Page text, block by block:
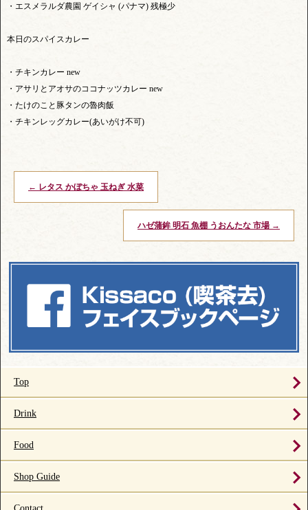
・エスメラルダ農園 ゲイシャ (パナマ) 残極少
本日のスパイスカレー
・チキンカレー new
・アサリとアオサのココナッツカレー new
・たけのこと豚タンの魯肉飯
・チキンレッグカレー(あいがけ不可)
← レタス かぼちゃ 玉ねぎ 水菜
ハゼ蒲鉾 明石 魚棚 うおんたな 市場 →
Top
Drink
Food
Shop Guide